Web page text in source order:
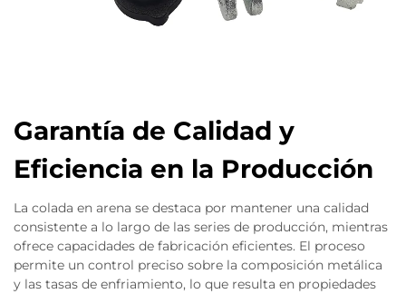
Garantía de Calidad y
Eficiencia en la Producción
La colada en arena se destaca por mantener una calidad
consistente a lo largo de las series de producción, mientras
ofrece capacidades de fabricación eficientes. El proceso
permite un control preciso sobre la composición metálica
y las tasas de enfriamiento, lo que resulta en propiedades